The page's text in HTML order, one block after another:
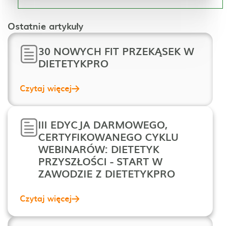
Ostatnie artykuły
30 NOWYCH FIT PRZEKĄSEK W
DIETETYKPRO
Czytaj więcej
III EDYCJA DARMOWEGO,
CERTYFIKOWANEGO CYKLU
WEBINARÓW: DIETETYK
PRZYSZŁOŚCI - START W
ZAWODZIE Z DIETETYKPRO
Czytaj więcej